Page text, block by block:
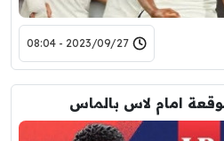
2023/09/27 - 08:04
امام لاس بالماس